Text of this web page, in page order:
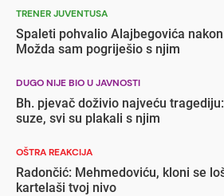
TRENER JUVENTUSA
Spaleti pohvalio Alajbegovića
Možda sam pogriješio s njim
DUGO NIJE BIO U JAVNOSTI
Bh. pjevač doživio najveću
suze, svi su plakali s njim
OŠTRA REAKCIJA
Radončić: Mehmedoviću, kloni se
kartelaši tvoj nivo